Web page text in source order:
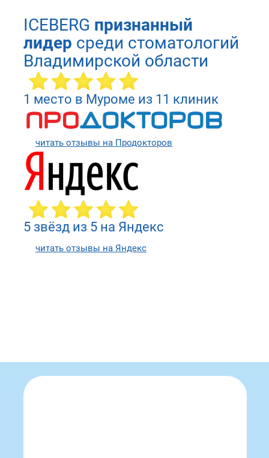
ICEBERG признанный
лидер среди стоматологий
Владимирской области
1 место в Муроме из 11 клиник
читать отзывы на Продокторов
5 звёзд из 5 на Яндекс
читать отзывы на Яндекс